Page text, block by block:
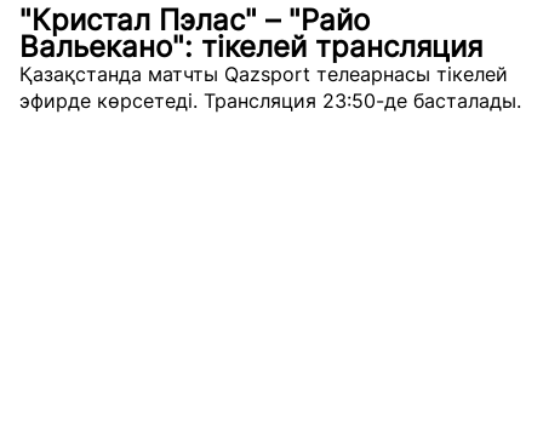
"Кристал Пэлас" – "Райо
Вальекано": тікелей трансляция
Қазақстанда матчты Qazsport телеарнасы тікелей
эфирде көрсетеді. Трансляция 23:50-де басталады.